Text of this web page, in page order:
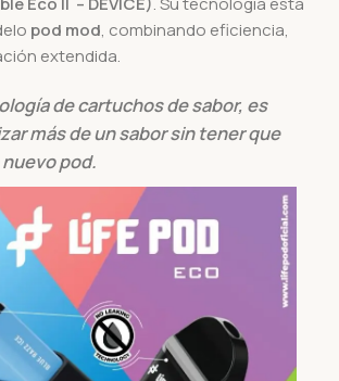
pod mod, combinando eficiencia,
extendida.
de cartuchos de sabor, es
más de un sabor sin tener que
pod.